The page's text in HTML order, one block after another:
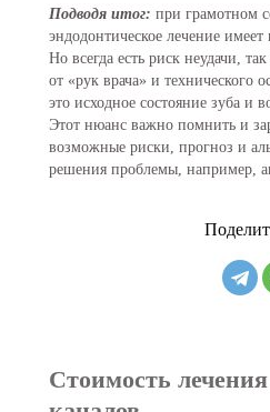
Подводя итог: при грамотном
эндодонтическое лечение
Но всегда есть риск неудачи,
от «рук врача» и
это исходное состояние зуба и
Этот нюанс важно помнить и
возможные риски, прогноз и
решения проблемы, например,
Стоимость